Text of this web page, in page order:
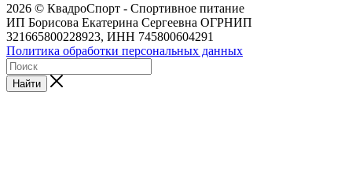
2026 © КвадроСпорт - Спортивное питание
ИП Борисова Екатерина Сергеевна ОГРНИП
321665800228923, ИНН 745800604291
Политика обработки персональных данных
Найти